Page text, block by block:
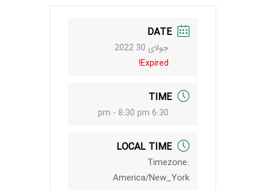
DATE
جولای 30 2022
Expired!
TIME
6:30 pm - 8:30 pm
LOCAL TIME
Timezone:
America/New_York